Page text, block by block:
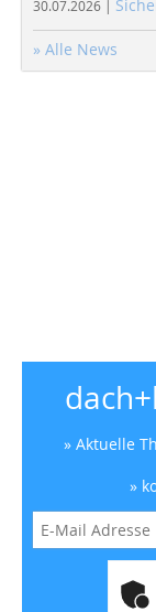
30.07.2026 |
» Alle News
» Aktuelle
»